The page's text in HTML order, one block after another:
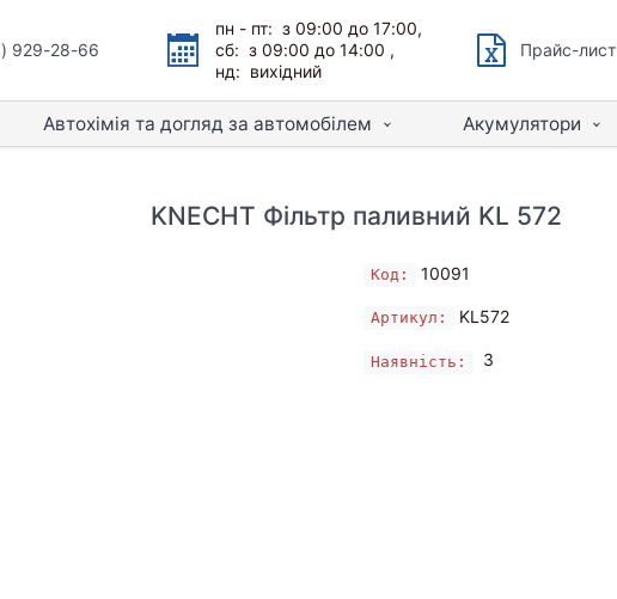
929-28-66
пн - пт: з 09:00 до 17:00,
сб: з 09:00 до 14:00 ,
нд: вихідний
Прайс-лист
Автохімія та догляд за автомобілем Акумулятори
KNECHT Фільтр паливний KL 572
Код: 10091
Артикул: KL572
Наявність: 3